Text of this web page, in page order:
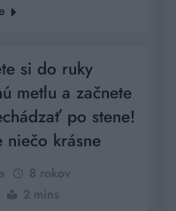
si do ruky
metlu a začnete
po stene!
niečo krásne
8 rokov
2 mins